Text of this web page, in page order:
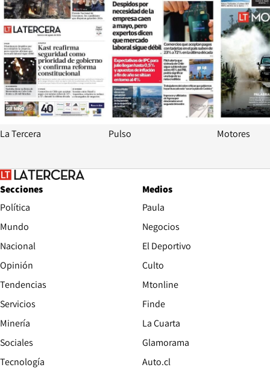
La Tercera Pulso Motores
Secciones
Política
Mundo
Nacional
Opinión
Tendencias
Servicios
Minería
Sociales
Tecnología
Medios
Paula
Negocios
El Deportivo
Culto
Mtonline
Finde
La Cuarta
Glamorama
Auto.clOpens in new window